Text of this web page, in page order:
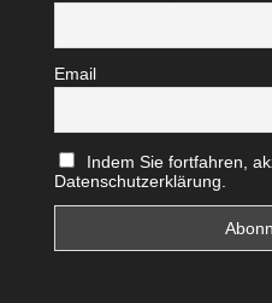
Email
Indem Sie fortfahren,
Datenschutzerklärung.